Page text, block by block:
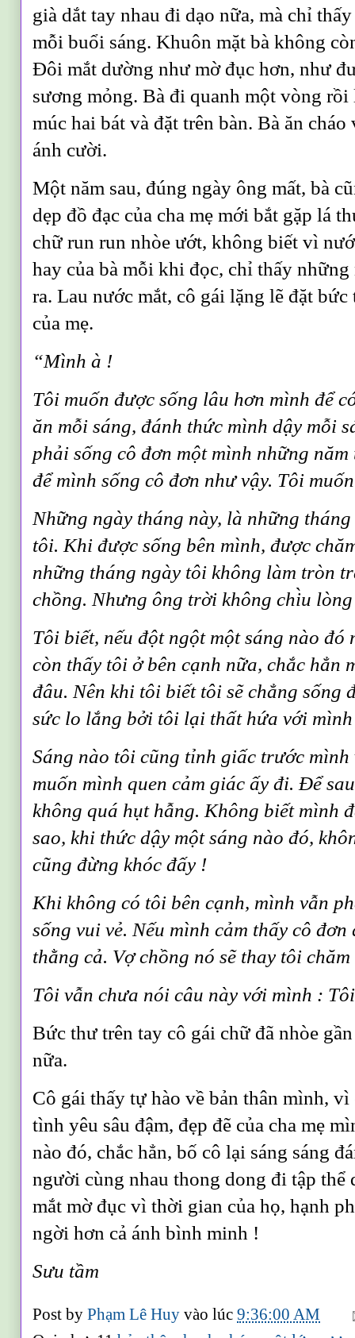
già dắt tay nhau đi dạo nữa, mà chỉ
mỗi buổi sáng. Khuôn mặt bà không
Đôi mắt dường như mờ đục hơn, như
sương mỏng. Bà đi quanh một vòng rồi
múc hai bát và đặt trên bàn. Bà ăn
ánh cười.
Một năm sau, đúng ngày ông mất, bà
dẹp đồ đạc của cha mẹ mớibắt gặp lá
chữ run run nhòe ướt, không biết vì
hay của bà mỗi khi đọc, chỉ thấy
ra.Lau nước mắt, cô gái lặng lẽ đặt
của mẹ.
“Mình à !
Tôi muốn được sống lâu hơn mình để
ăn mỗi sáng, đánh thức mình dậy mỗi
phải sống cô đơn một mình những
để mình sống cô đơn như vậy. Tôi
Những ngày tháng này, là những
tôi. Khi được sống bên mình, được
những tháng ngày tôi không làm tròn
chồng. Nhưng ông trời không chiu
Tôi biết, nếu đột ngột một sáng nào đó
còn thấy tôi ở bên cạnh nữa, chắc hẳn
đâu. Nên khi tôi biết tôi sẽ chẳng sống
sức lo lắng bởi tôi lại thất hứa với
Sáng nào tôi cũng tỉnh giấc trước
muốn mình quen cảm giác ấy đi. Để
không quá hụt hẫng. Không biết mình
sao, khi thức dậy một sáng nào đó,
cũng đừng khóc đấy !
Khi không có tôi bên cạnh, mình vẫn
sống vui vẻ. Nếu mình cảm thấy cô
thằng cả. Vợ chồng nó sẽ thay tôi
Tôi vẫn chưa nói câu này với mình :
Bức thư trên tay cô gái chữ đã nhòe
nữa.
Cô gái thấy tự hào về bản thân mình,
tình yêu sâu đậm, đẹp đẽ của cha mẹ
nào đó, chắc hẳn, bố cô lại sáng sáng
người cùng nhau thong dong đi tập thể
mắt mờ đục vì thời gian của họ, hạnh
ngời hơn cả ánh bình minh !
Sưu tầm
Post byPhạm Lê Huyvào lúc9:36:00 AM